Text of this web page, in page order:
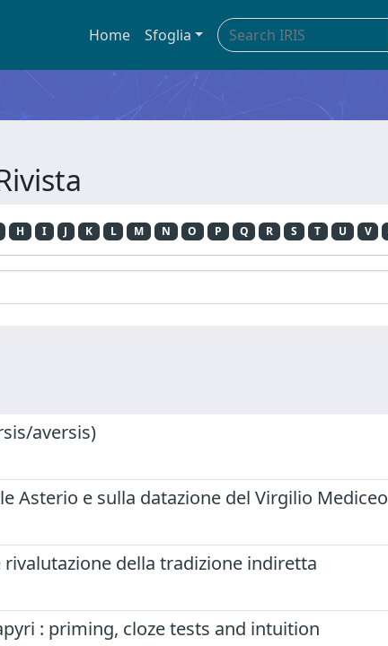
Home Sfoglia
H I J K L M N O P Q R S T U V
aversis)
Asterio e sulla datazione del Virgilio Mediceo
rivalutazione della tradizione indiretta
: priming, cloze tests and intuition